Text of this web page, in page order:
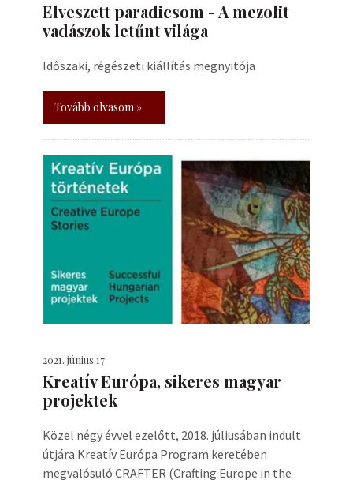
Elveszett paradicsom - A mezolit
vadászok letűnt világa
Időszaki, régészeti kiállítás megnyitója
Tovább olvasom »
2021. június 17.
Kreatív Európa, sikeres magyar
projektek
Közel négy évvel ezelőtt, 2018. júliusában indult
útjára Kreatív Európa Program keretében
megvalósuló CRAFTER (Crafting Europe in the